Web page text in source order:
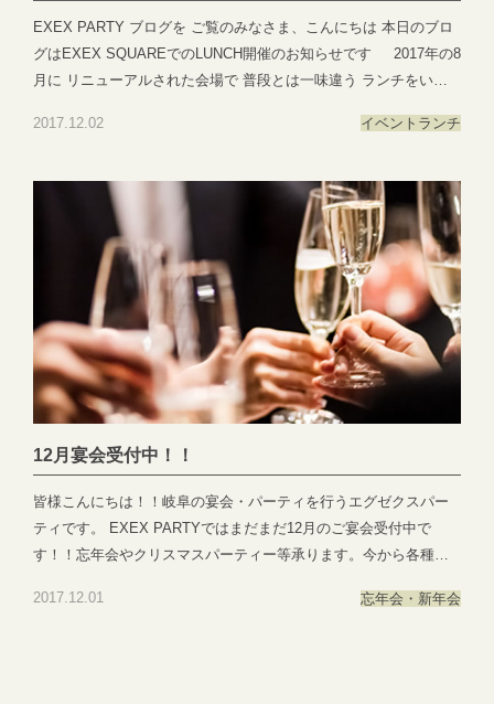
EXEX PARTY ブログを ご覧のみなさま、こんにちは 本日のブロ
グはEXEX SQUAREでのLUNCH開催のお知らせです 2017年の8
月に リニューアルされた会場で 普段とは一味違う ランチをいか
てご案内しております。 ※20日は特別ディナーの日になりますラ
ズスペースもございますのでお子様づれのお客様も安心 みなさま
のご予約お待ちしておりま
す ●―○―●―○―●―○―●―○―●―○―●―○―●―○―●EXEX
PARTYではEXEX GARDEN・EXEX SUITES・EXEX SQUAREの
3つの結婚式場で叶う自由自在なパーティーをご提案お問い合わせ
やご予約は下記よりお気軽にご連絡くださいませ 営業時間：
11:00〜19:00 (パーティーは22:00まで)定休日：水曜日(祝日は営
業)T E L ：058-214-2066(宴会直通) ▼お問い合わせ
https://exexparty.jp/contact/▼各会場へのアクセス
https://exexparty.jp/access/
●―○―●―○―●―○―●―○―●―○―●―○―●―○―●
2017.12.02 イベント ランチ
12月宴会受付中！！
皆様こんにちは！！岐阜の宴会・パーティを行うエグゼクスパー
ティです。 EXEX PARTYではまだまだ12月のご宴会受付中で
す！！忘年会やクリスマスパーティー等承ります。今から各種パ
ませ。https://exexparty.jp/contact/ご来館お待ち申し上げておりま
2017.12.01 忘年会・新年会